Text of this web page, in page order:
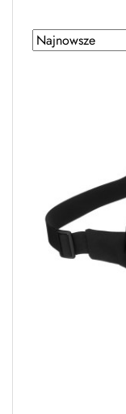
Zastosowano
sortowanie:
Sortuj
według